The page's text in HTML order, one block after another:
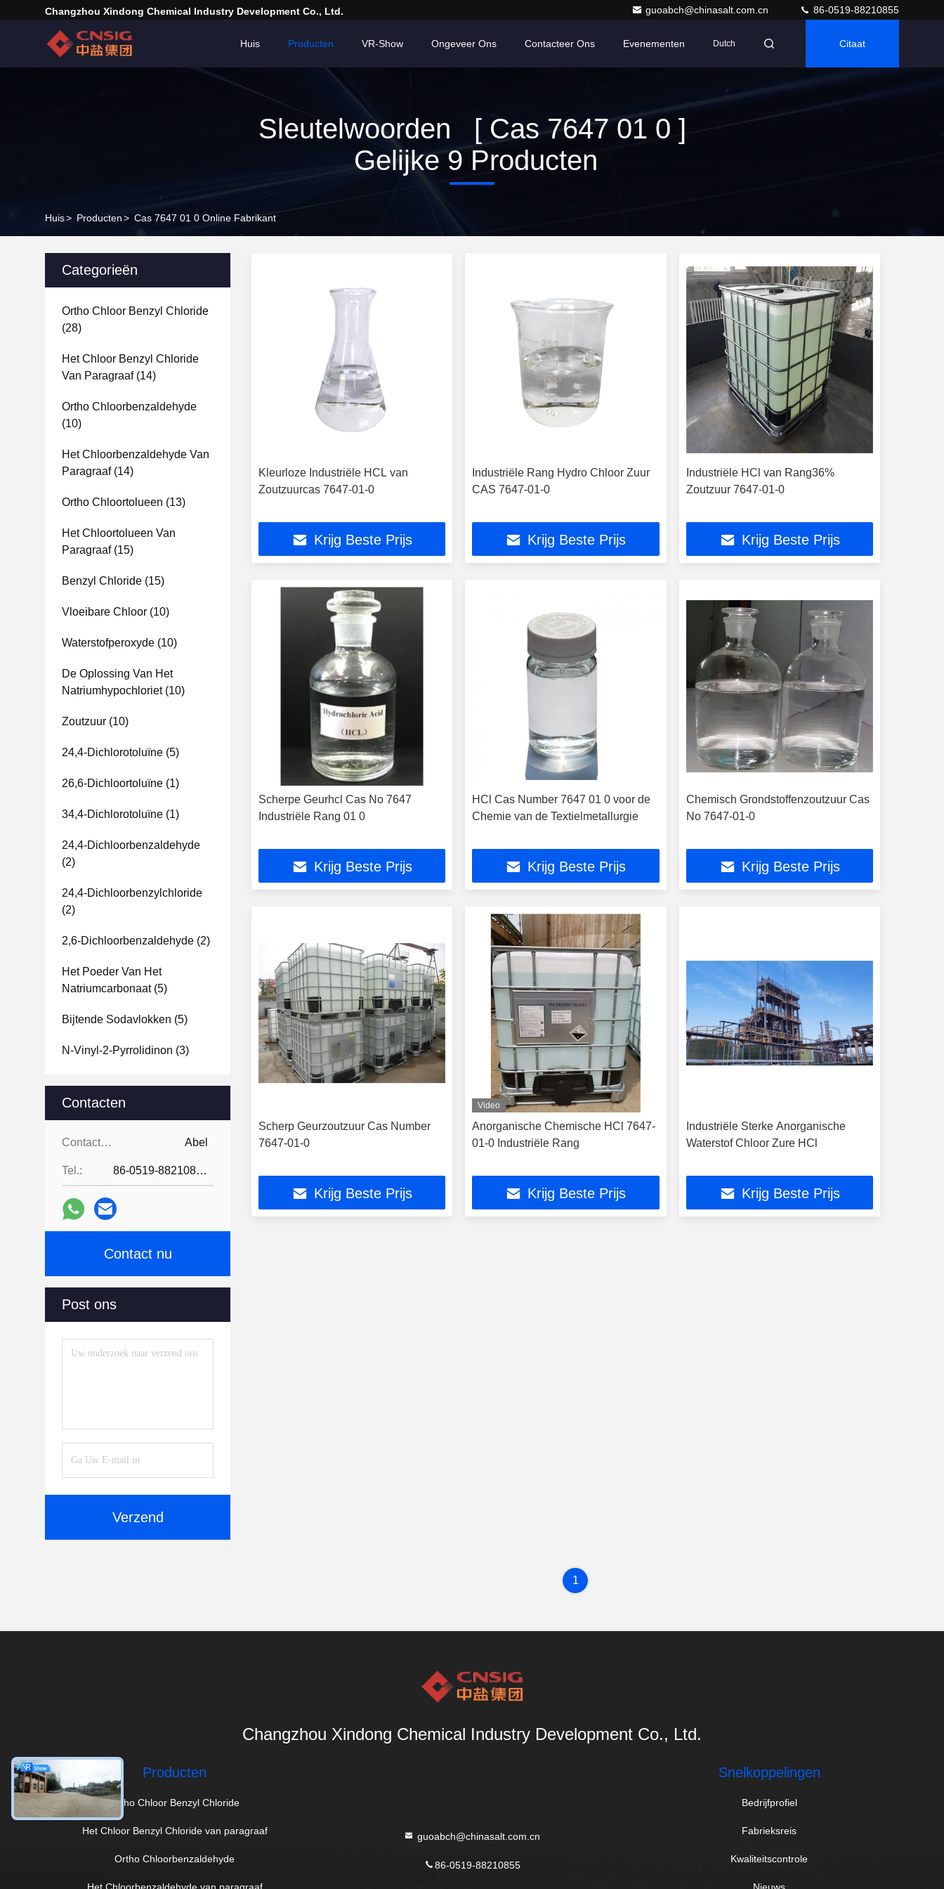
Changzhou Xindong Chemical Industry Development Co., Ltd. guoabch@chinasalt.com.cn 86-0519-88210855
Huis Producten VR-Show Ongeveer Ons Contacteer Ons Evenementen Dutch Citaat
Sleutelwoorden [ Cas 7647 01 0 ]
Gelijke 9 Producten
Huis> Producten> Cas 7647 01 0 Online Fabrikant
Categorieën
Ortho Chloor Benzyl Chloride
(28)
Het Chloor Benzyl Chloride
Van Paragraaf(14)
Ortho Chloorbenzaldehyde
(10)
Het Chloorbenzaldehyde Van
Paragraaf(14)
Ortho Chloortolueen (13)
Het Chloortolueen Van
Paragraaf(15)
Benzyl Chloride (15)
Vloeibare Chloor (10)
Waterstofperoxyde (10)
De Oplossing Van Het
Natriumhypochloriet(10)
Zoutzuur (10)
24,4-Dichlorotoluïne (5)
26,6-Dichloortoluïne (1)
34,4-Dichlorotoluïne (1)
24,4-Dichloorbenzaldehyde
(2)
24,4-Dichloorbenzylchloride
(2)
2,6-Dichloorbenzaldehyde (2)
Het Poeder Van Het
Natriumcarbonaat(5)
Bijtende Sodavlokken (5)
N-Vinyl-2-Pyrrolidinon (3)
Contacten
Contacten: Abel
Tel.: 86-0519-88210855
Contact nu
Post ons
Verzend
Kleurloze Industriële HCL van
Zoutzuurcas 7647-01-0
Krijg Beste Prijs
Industriële Rang Hydro Chloor Zuur
CAS 7647-01-0
Krijg Beste Prijs
Industriële HCl van Rang36%
Zoutzuur 7647-01-0
Krijg Beste Prijs
Scherpe Geurhcl Cas No 7647
Industriële Rang 01 0
Krijg Beste Prijs
HCl Cas Number 7647 01 0 voor de
Chemie van de Textielmetallurgie
Krijg Beste Prijs
Chemisch Grondstoffenzoutzuur Cas
No 7647-01-0
Krijg Beste Prijs
Scherp Geurzoutzuur Cas Number
7647-01-0
Krijg Beste Prijs
Video
Anorganische Chemische HCl 7647-
01-0 Industriële Rang
Krijg Beste Prijs
Industriële Sterke Anorganische
Waterstof Chloor Zure HCl
Krijg Beste Prijs
1
Changzhou Xindong Chemical Industry Development Co., Ltd.
Producten
Ortho Chloor Benzyl Chloride
Het Chloor Benzyl Chloride van paragraaf
Ortho Chloorbenzaldehyde
guoabch@chinasalt.com.cn
86-0519-88210855
Snelkoppelingen
Bedrijfprofiel
Fabrieksreis
Kwaliteitscontrole